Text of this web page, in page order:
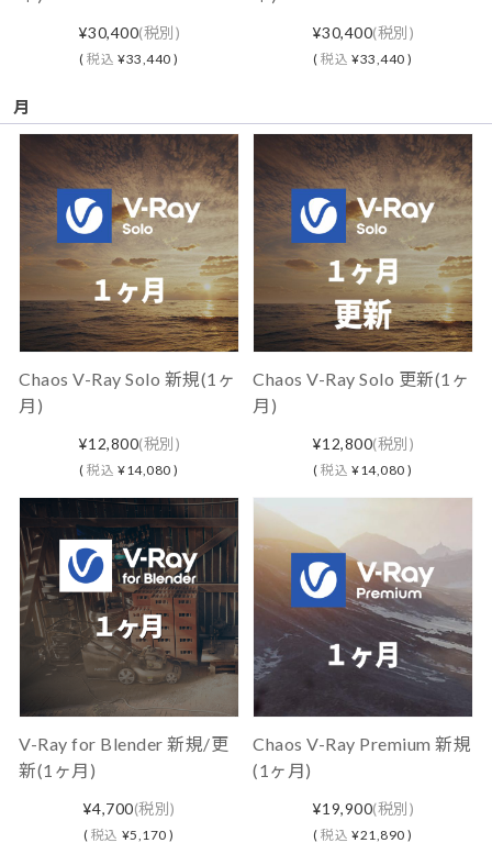
¥30,400(税別)
(税込 ¥33,440 )
¥30,400(税別)
(税込 ¥33,440 )
月
Chaos V-Ray Solo 新規(1ヶ
月)
¥12,800(税別)
(税込 ¥14,080 )
Chaos V-Ray Solo 更新(1ヶ
月)
¥12,800(税別)
(税込 ¥14,080 )
V-Ray for Blender 新規/更
新(1ヶ月)
¥4,700(税別)
( 税込 ¥5,170 )
Chaos V-Ray Premium 新規
(1ヶ月)
¥19,900(税別)
(税込 ¥21,890 )